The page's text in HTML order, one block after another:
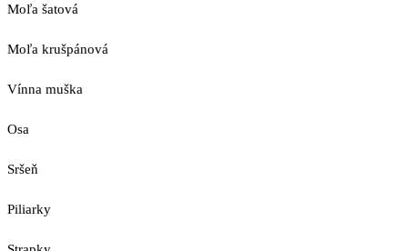
Moľa šatová
Moľa krušpánová
Vínna muška
Osa
Sršeň
Piliarky